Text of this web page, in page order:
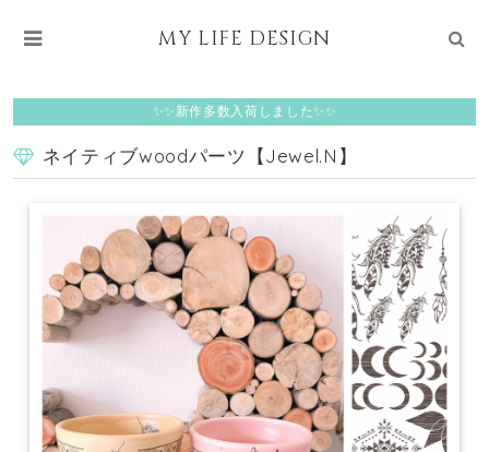
MY LIFE DESIGN
✨✨新作多数入荷しました✨✨
ネイティブwoodパーツ【Jewel.N】